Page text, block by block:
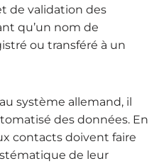
de validation des
qu’un nom de
ou transféré à un
système allemand, il
des données. En
contacts doivent faire
de leur